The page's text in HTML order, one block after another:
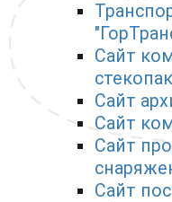
Сайт
Сайт
Сайт
Сайт
Сайт